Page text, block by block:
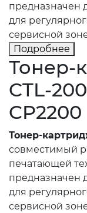
предназначен
для
сервисной
Подробнее
Тонер-
CTL-
CP2200
Тонер-
совместимый
печатающей
предназначен
для
сервисной